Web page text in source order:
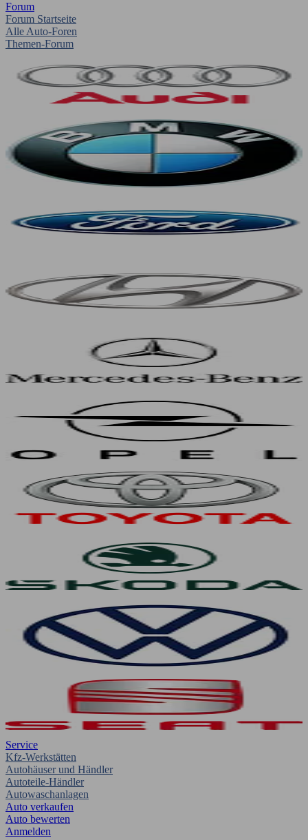
Forum
Forum Startseite
Alle Auto-Foren
Themen-Forum
Service
Kfz-Werkstätten
Autohäuser und Händler
Autoteile-Händler
Autowaschanlagen
Auto verkaufen
Auto bewerten
Anmelden